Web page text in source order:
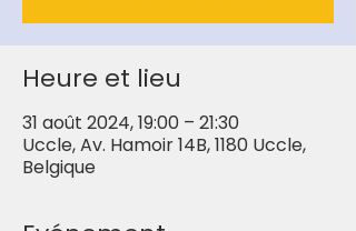
Heure et lieu
31 août 2024, 19:00 – 21:30
Uccle, Av. Hamoir 14B, 1180 Uccle,
Belgique